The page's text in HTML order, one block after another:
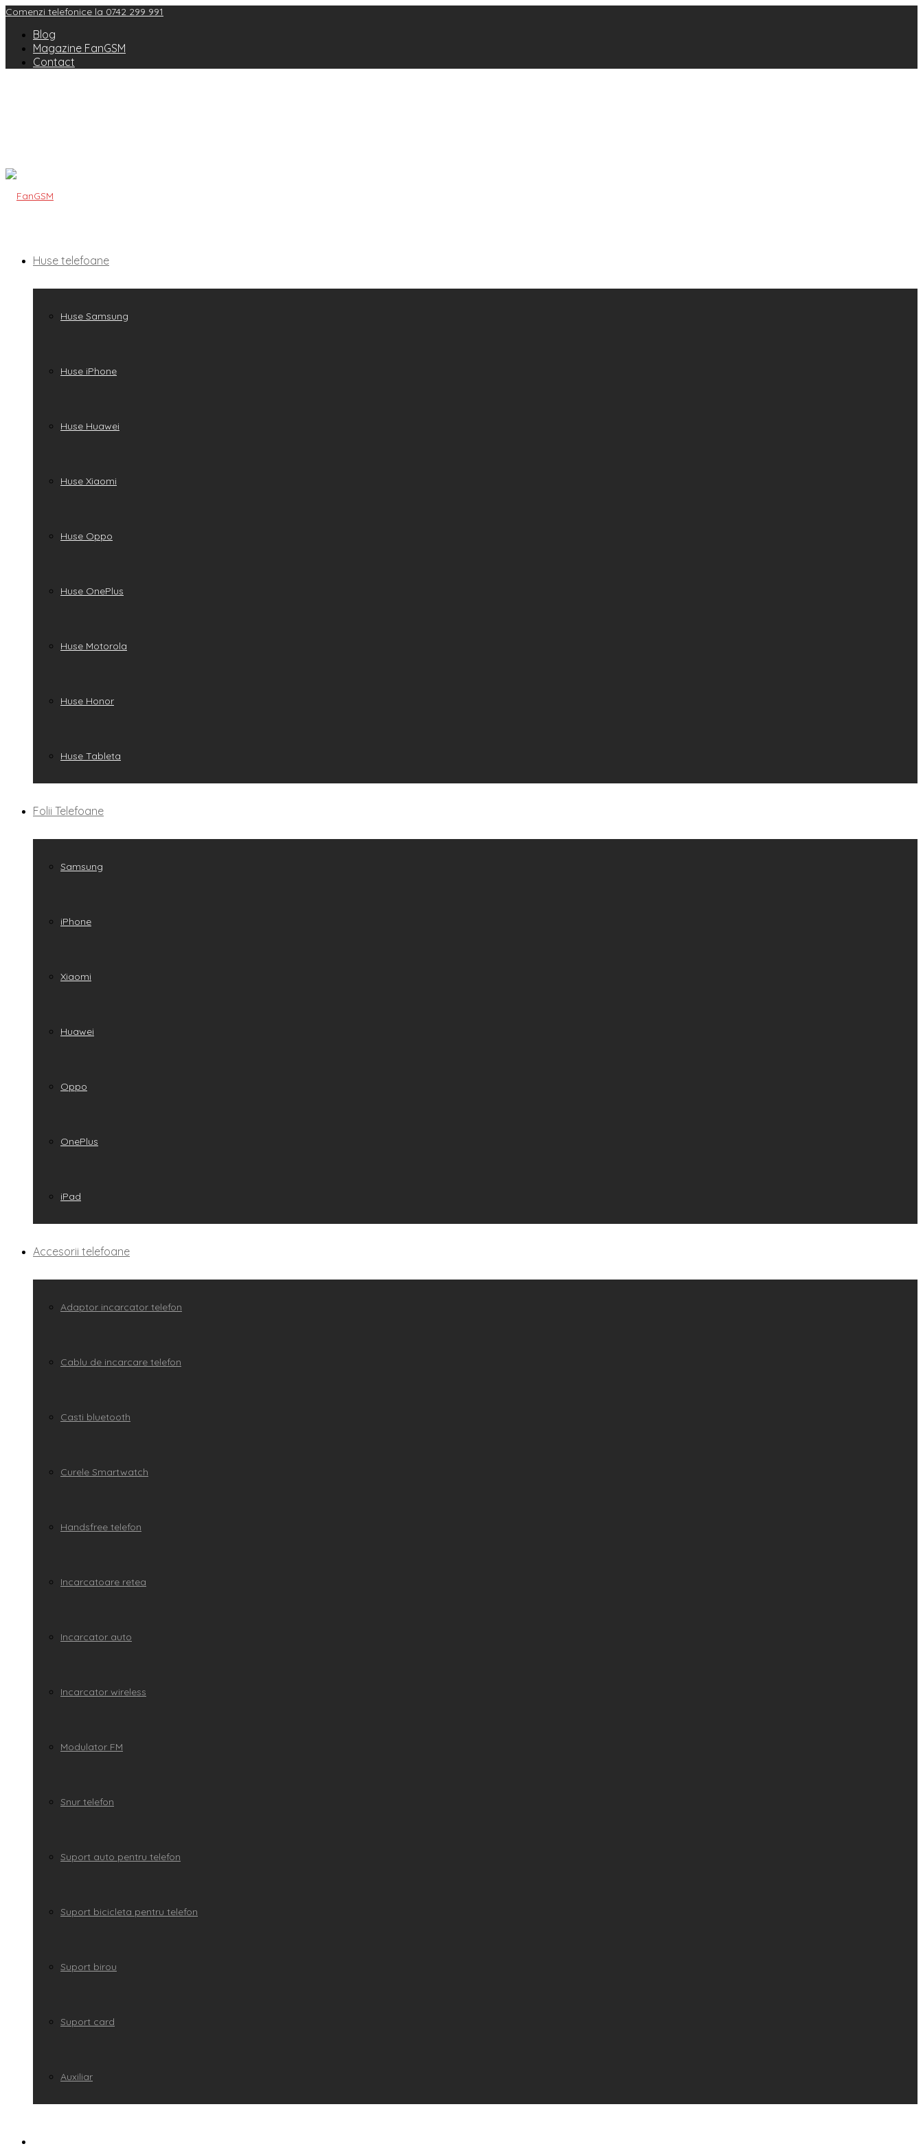
Comenzi telefonice la 0742 299 991
Blog
Magazine FanGSM
Contact
Huse telefoane
Huse Samsung
Huse iPhone
Huse Huawei
Huse Xiaomi
Huse Oppo
Huse OnePlus
Huse Motorola
Huse Honor
Huse Tableta
Folii Telefoane
Samsung
iPhone
Xiaomi
Huawei
Oppo
OnePlus
iPad
Accesorii telefoane
Adaptor incarcator telefon
Cablu de incarcare telefon
Casti bluetooth
Curele Smartwatch
Handsfree telefon
Incarcatoare retea
Incarcator auto
Incarcator wireless
Modulator FM
Snur telefon
Suport auto pentru telefon
Suport bicicleta pentru telefon
Suport birou
Suport card
Auxiliar